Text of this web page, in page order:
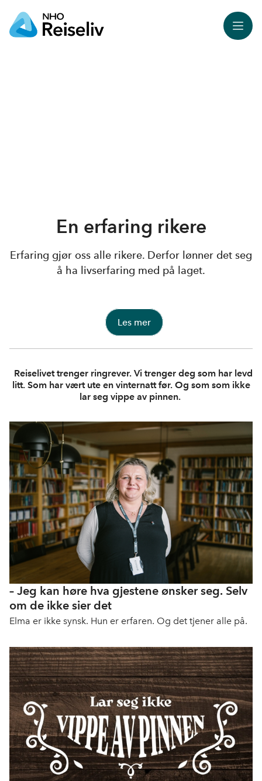
Meny
En erfaring rikere
Erfaring gjør oss alle rikere. Derfor lønner det seg
å ha livserfaring med på laget.
Les mer
Reiselivet trenger ringrever. Vi trenger deg som har levd
litt. Som har vært ute en vinternatt før. Og som som ikke
lar seg vippe av pinnen.
– Jeg kan høre hva gjestene ønsker seg. Selv
om de ikke sier det
Elma er ikke synsk. Hun er erfaren. Og det tjener alle på.